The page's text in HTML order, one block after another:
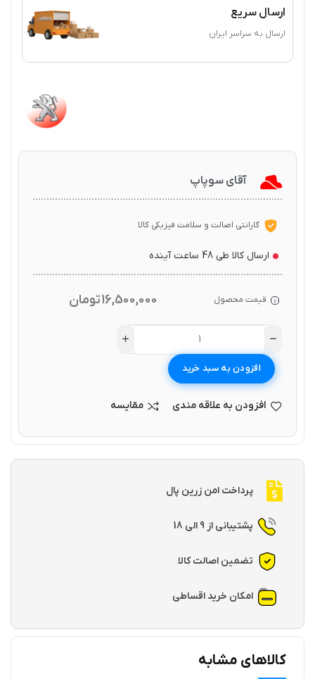
ارسال سریع
ارسال به سراسر ایران
آقای سوپاپ
گارانتی اصالت و سلامت فیزیکی کالا
ارسال کالا طی 48 ساعت آینده
قیمت محصول 16,500,000تومان
افزودن به سبد خرید
افزودن به علاقه مندی مقایسه
پرداخت امن زرین پال
پشتیبانی از 9 الی 18
تضمین اصالت کالا
امکان خرید اقساطی
کالاهای مشابه